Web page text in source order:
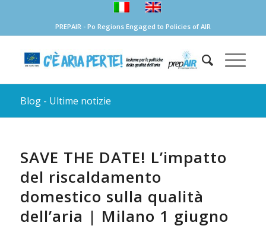
PREPAIR - Po Regions Engaged to Policies of AIR
Blog - Ultime notizie
SAVE THE DATE! L’impatto
del riscaldamento
domestico sulla qualità
dell’aria | Milano 1 giugno